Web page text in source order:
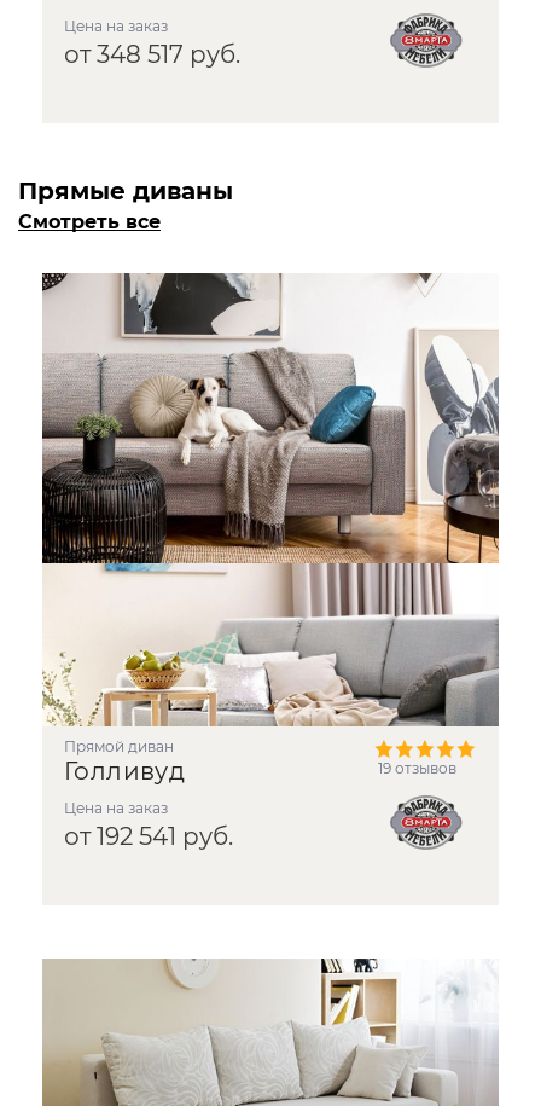
Цена на заказ
от 348 517 руб.
Прямые диваны
Смотреть все
прямой диван
Голливуд
Цена на заказ
от 192 541 руб.
19 отзывов